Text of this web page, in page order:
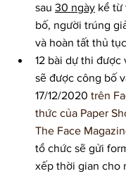
sau 30 ngày kể từ
bố, người trúng
và hoàn tất thủ
12 bài dự thi được
sẽ được công bố
17/12/2020 trên
thức của Paper
The Face
tổ chức sẽ gửi
xếp thời gian cho